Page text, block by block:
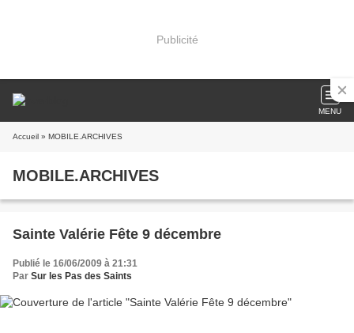
Publicité
MENU
Accueil » MOBILE.ARCHIVES
MOBILE.ARCHIVES
Sainte Valérie Fête 9 décembre
Publié le 16/06/2009 à 21:31
Par Sur les Pas des Saints